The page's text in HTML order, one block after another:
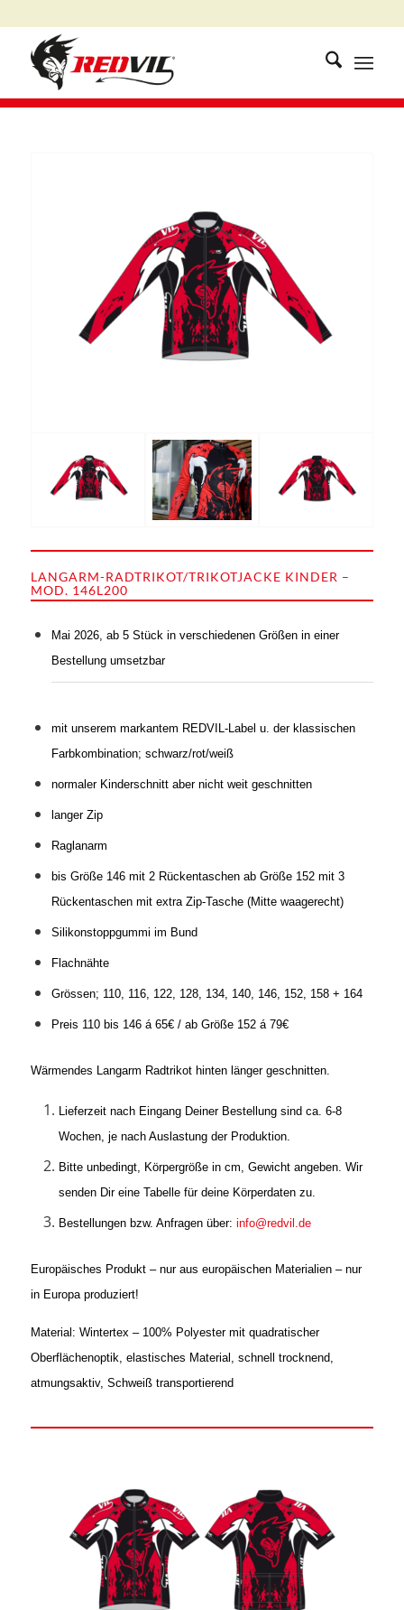
LANGARM-RADTRIKOT/TRIKOTJACKE KINDER –
MOD. 146L200
Mai 2026, ab 5 Stück in verschiedenen Größen in einer
Bestellung umsetzbar
mit unserem markantem REDVIL-Label u. der klassischen
Farbkombination; schwarz/rot/weiß
normaler Kinderschnitt aber nicht weit geschnitten
langer Zip
Raglanarm
bis Größe 146 mit 2 Rückentaschen ab Größe 152 mit 3
Rückentaschen mit extra Zip-Tasche (Mitte waagerecht)
Silikonstoppgummi im Bund
Flachnähte
Grössen; 110, 116, 122, 128, 134, 140, 146, 152, 158 + 164
Preis 110 bis 146 á 65€ / ab Größe 152 á 79€
Wärmendes Langarm Radtrikot hinten länger geschnitten.
Lieferzeit nach Eingang Deiner Bestellung sind ca. 6-8
Wochen, je nach Auslastung der Produktion.
Bitte unbedingt, Körpergröße in cm, Gewicht angeben. Wir
senden Dir eine Tabelle für deine Körperdaten zu.
Bestellungen bzw. Anfragen über: info@redvil.de
Europäisches Produkt – nur aus europäischen Materialien – nur
in Europa produziert!
Material: Wintertex – 100% Polyester mit quadratischer
Oberflächenoptik, elastisches Material, schnell trocknend,
atmungsaktiv, Schweiß transportierend